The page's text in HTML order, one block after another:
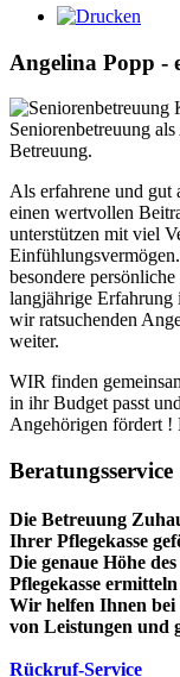
Angelina Popp -
Seniorenbetreuung
Betreuung.
Als erfahrene und gut
einen wertvollen
unterstützen mit viel
besondere
langjährige
wir ratsuchenden
weiter.
WIR finden
in ihr Budget passt
Angehörigen fördert !
Beratungsservice
Die Betreuung
Ihrer Pflegekasse
Die genaue Höhe
Pflegekasse
Wir helfen Ihnen
von Leistungen und
Rückruf-Service